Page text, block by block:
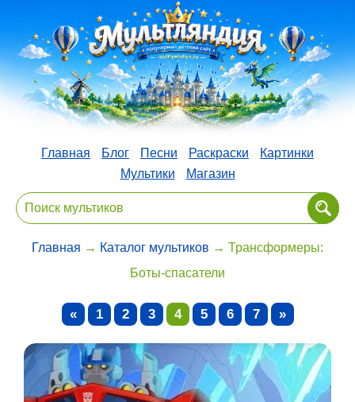
Главная Блог Песни Раскраски
Картинки
Мультики
Магазин
Главная → Каталог мультиков → Трансформеры:
Боты-спасатели
« 1 2 3 4 5 6 7 »